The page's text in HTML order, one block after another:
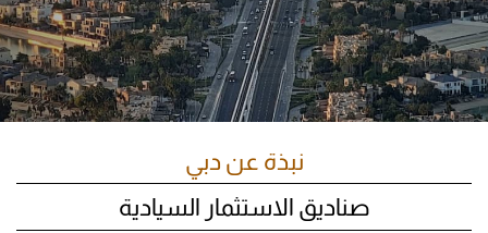
نبذة عن دبي
نبذة عن دبي
صناديق الاستثمار السيادية